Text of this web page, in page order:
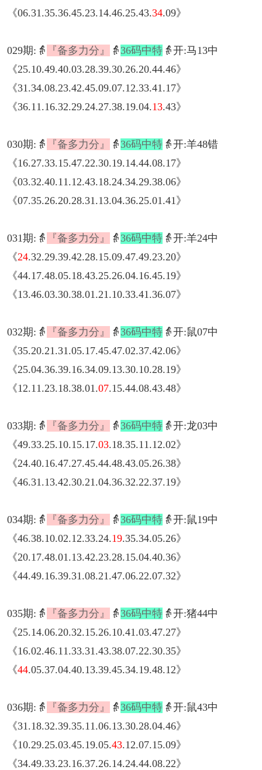
《06.31.35.36.45.23.14.46.25.43.34.09》
029期:👵 『备多力分』 👵 36码中特 👵开:马13中
《25.10.49.40.03.28.39.30.26.20.44.46》
《31.34.08.23.42.45.09.07.12.33.41.17》
《36.11.16.32.29.24.27.38.19.04.13.43》
030期:👵 『备多力分』 👵 36码中特 👵开:羊48错
《16.27.33.15.47.22.30.19.14.44.08.17》
《03.32.40.11.12.43.18.24.34.29.38.06》
《07.35.26.20.28.31.13.04.36.25.01.41》
031期:👵 『备多力分』 👵 36码中特 👵开:羊24中
《24.32.29.39.42.28.15.09.47.49.23.20》
《44.17.48.05.18.43.25.26.04.16.45.19》
《13.46.03.30.38.01.21.10.33.41.36.07》
032期:👵 『备多力分』 👵 36码中特 👵开:鼠07中
《35.20.21.31.05.17.45.47.02.37.42.06》
《25.04.36.39.16.34.09.13.30.10.28.19》
《12.11.23.18.38.01.07.15.44.08.43.48》
033期:👵 『备多力分』 👵 36码中特 👵开:龙03中
《49.33.25.10.15.17.03.18.35.11.12.02》
《24.40.16.47.27.45.44.48.43.05.26.38》
《46.31.13.42.30.21.04.36.32.22.37.19》
034期:👵 『备多力分』 👵 36码中特 👵开:鼠19中
《46.38.10.02.12.33.24.19.35.34.05.26》
《20.17.48.01.13.42.23.28.15.04.40.36》
《44.49.16.39.31.08.21.47.06.22.07.32》
035期:👵 『备多力分』 👵 36码中特 👵开:猪44中
《25.14.06.20.32.15.26.10.41.03.47.27》
《16.02.46.11.33.31.43.38.07.22.30.35》
《44.05.37.04.40.13.39.45.34.19.48.12》
036期:👵 『备多力分』 👵 36码中特 👵开:鼠43中
《31.18.32.39.35.11.06.13.30.28.04.46》
《10.29.25.03.45.19.05.43.12.07.15.09》
《34.49.33.23.16.37.26.14.24.44.08.22》